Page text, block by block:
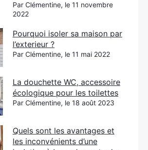
Par Clémentine, le 11 novembre
2022
Pourquoi isoler sa maison par
l’exterieur ?
Par Clémentine, le 11 mai 2022
La douchette WC, accessoire
écologique pour les toilettes
Par Clémentine, le 18 août 2023
Quels sont les avantages et
les inconvénients d’une